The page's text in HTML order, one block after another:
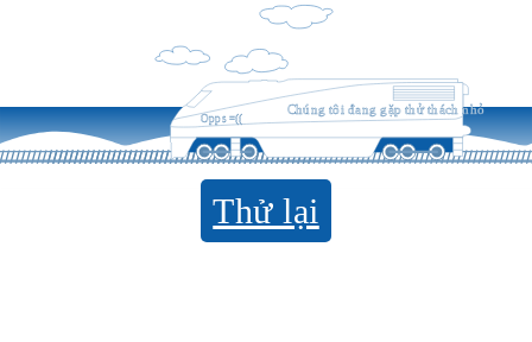
Opps =((
Chúng tôi đang gặp thử thách nhỏ
Thử lại